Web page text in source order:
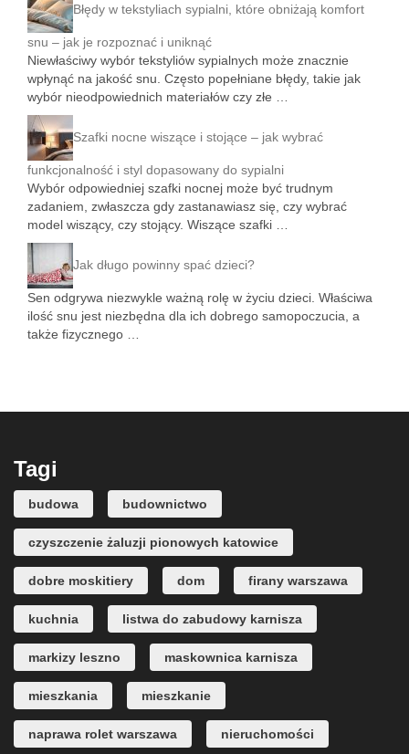
Błędy w tekstyliach sypialni, które obniżają komfort
snu – jak je rozpoznać i uniknąć
Niewłaściwy wybór tekstyliów sypialnych może znacznie
wpłynąć na jakość snu. Często popełniane błędy, takie jak
wybór nieodpowiednich materiałów czy złe …
Szafki nocne wiszące i stojące – jak wybrać
funkcjonalność i styl dopasowany do sypialni
Wybór odpowiedniej szafki nocnej może być trudnym
zadaniem, zwłaszcza gdy zastanawiasz się, czy wybrać
model wiszący, czy stojący. Wiszące szafki …
Jak długo powinny spać dzieci?
Sen odgrywa niezwykle ważną rolę w życiu dzieci. Właściwa
ilość snu jest niezbędna dla ich dobrego samopoczucia, a
także fizycznego …
Tagi
budowa budownictwo
czyszczenie żaluzji pionowych katowice
dobre moskitiery dom firany warszawa
kuchnia listwa do zabudowy karnisza
markizy leszno maskownica karnisza
mieszkania mieszkanie
naprawa rolet warszawa nieruchomości